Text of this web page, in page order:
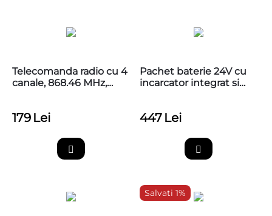
Telecomanda radio cu 4
canale, 868.46 MHz,
179 Lei
Pachet baterie 24V cu
incarcator integrat si
447 Lei
Salvati 1%